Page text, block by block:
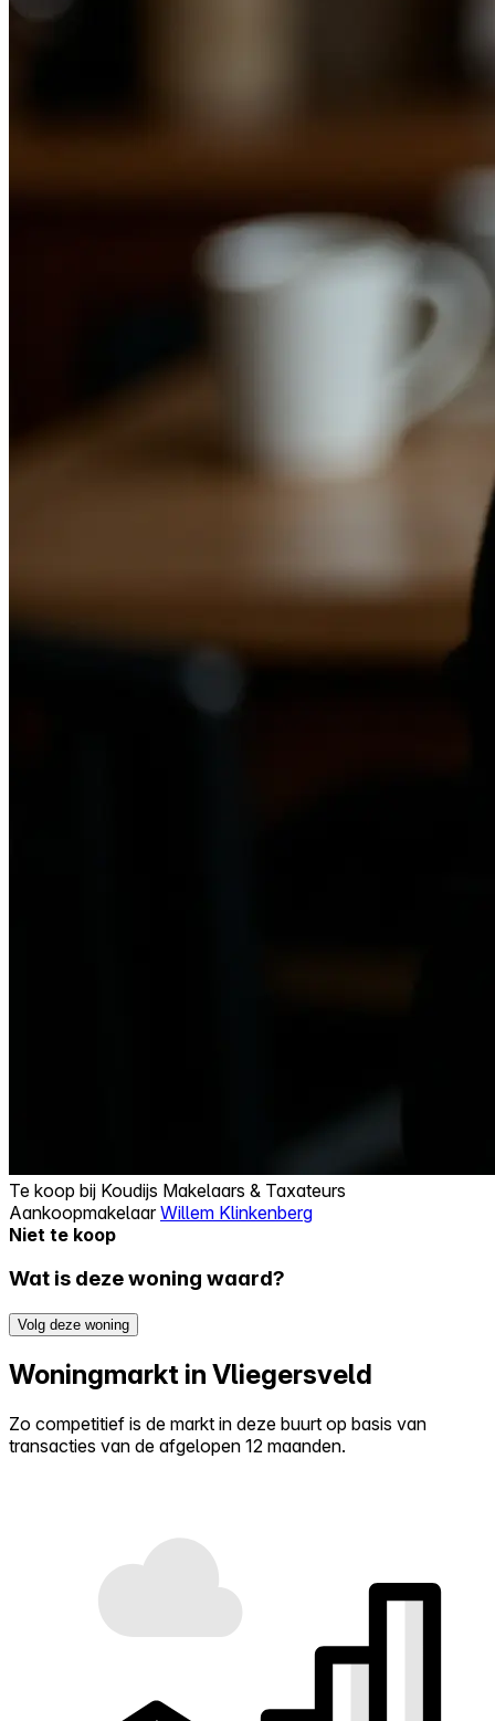
Te koop bij Koudijs Makelaars & Taxateurs
AankoopmakelaarWillem Klinkenberg
Niet te koop
Wat is deze woning waard?
Volg deze woning
Woningmarkt in Vliegersveld
Zo competitief is de markt in deze buurt op basis van
transacties van de afgelopen 12 maanden.